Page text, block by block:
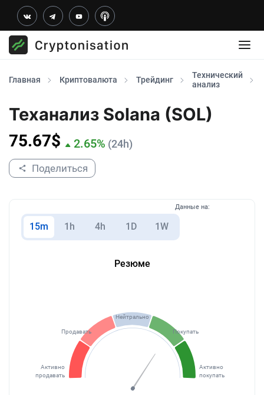
Главная Криптовалюта Трейдинг
Технический
анализ
Теханализ Solana (SOL)
75.67$ 2.65% (24h)
Поделиться
Данные на:
15m 1h 4h 1D 1W
Резюме
Активно
продавать
Продавать
Нейтрально
Покупать
Активно
покупать